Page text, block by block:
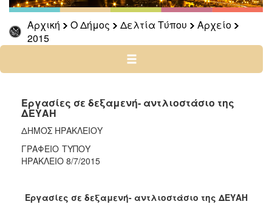
Αρχική Ο Δήμος Δελτία Τύπου
Αρχείο
2015
Αρχείο
2026
2025
2022
2021
2020
2019
Εργασίες σε δεξαμενή- αντλιοστάσιο της
ΔΕΥΑΗ
ΔΗΜΟΣ ΗΡΑΚΛΕΙΟΥ
ΓΡΑΦΕΙΟ ΤΥΠΟΥ
ΗΡΑΚΛΕΙΟ 8/7/2015
Εργασίες σε δεξαμενή- αντλιοστάσιο της ΔΕΥΑΗ